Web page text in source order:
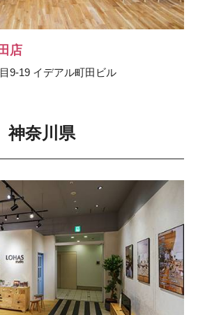
店
9-19 イデアル町田ビル
神奈川県